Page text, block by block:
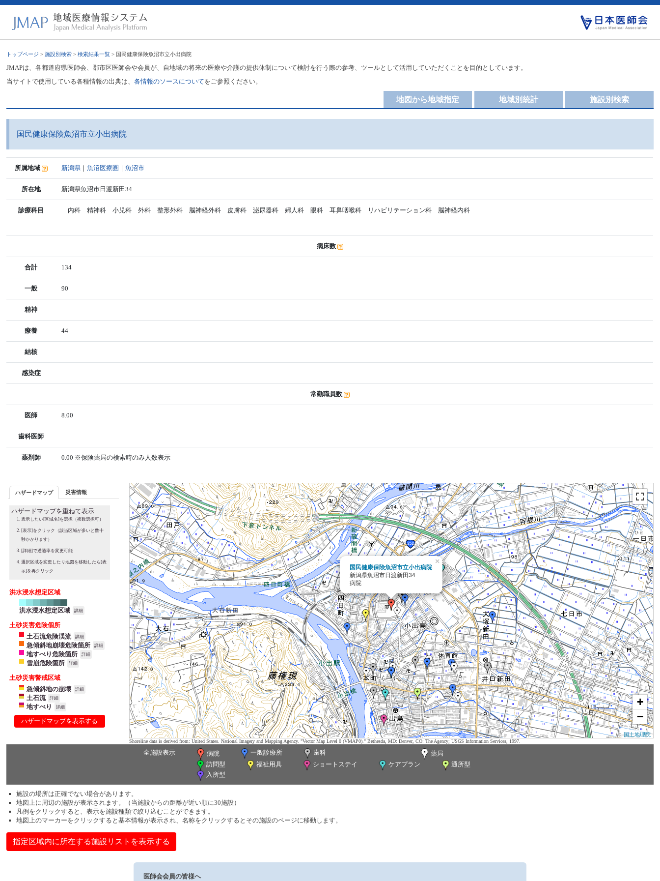
トップページ >施設別検索 >検索結果一覧 > 国民健康保険魚沼市立小出病院
JMAPは、各都道府県医師会、郡市区医師会や会員が、自地域の将来の医療や介護の提供体制について検討を行う際の参考、ツールとして活用していただくことを目的としています。
当サイトで使用している各種情報の出典は、各情報のソースについてをご参照ください。
施設別検索
地域別統計
地図から地域指定
国民健康保険魚沼市立小出病院
所属地域 新潟県 ｜魚沼医療圏 ｜魚沼市
所在地 新潟県魚沼市日渡新田34
診療科目 内科 精神科 小児科 外科 整形外科 脳神経外科 皮膚科 泌尿器科 婦人科 眼科 耳鼻咽喉科 リハビリテーション科 脳神経内科
病床数
合計 134
一般 90
精神
療養 44
結核
感染症
常勤職員数
医師 8.00
歯科医師
薬剤師 0.00 ※保険薬局の検索時のみ人数表示
ハザードマップ 災害情報
ハザードマップを重ねて表示
表示したい[区域名]を選択（複数選択可）
[表示]をクリック（該当区域が多いと数十
秒かかります）
[詳細]で透過率を変更可能
選択区域を変更したり地図を移動したら[表
示]を再クリック
洪水浸水想定区域
洪水浸水想定区域 詳細
土砂災害危険個所
土石流危険渓流
詳細
急傾斜地崩壊危険箇所 詳細
地すべり危険箇所 詳細
雪崩危険箇所 詳細
土砂災害警戒区域
急傾斜地の崩壊
詳細
土石流 詳細
地すべり 詳細
ハザードマップを表示する
国民健康保険魚沼市立小出病院
新潟県魚沼市日渡新田34
病院
×
+
−
国土地理院
Shoreline data is derived from: United States. National Imagery and Mapping Agency. "Vector Map Level 0 (VMAP0)." Bethesda, MD: Denver, CO: The Agency; USGS Information Services, 1997.
全施設表示 病院 一般診療所 歯科
薬局
訪問型
福祉用具 ショートステイ ケアプラン
通所型
入所型
施設の場所は正確でない場合があります。
地図上に周辺の施設が表示されます。（当施設からの距離が近い順に30施設）
凡例をクリックすると、表示を施設種類で絞り込むことができます。
地図上のマーカーをクリックすると基本情報が表示され、名称をクリックするとその施設のページに移動します。
指定区域内に所在する施設リストを表示する
医師会会員の皆様へ